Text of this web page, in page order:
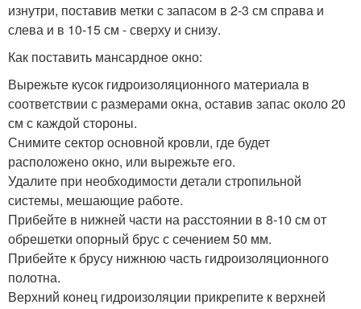
изнутри, поставив метки с запасом в 2-3 см справа и
слева и в 10-15 см - сверху и снизу.
Как поставить мансардное окно:
Вырежьте кусок гидроизоляционного материала в
соответствии с размерами окна, оставив запас около 20
см с каждой стороны.
Снимите сектор основной кровли, где будет
расположено окно, или вырежьте его.
Удалите при необходимости детали стропильной
системы, мешающие работе.
Прибейте в нижней части на расстоянии в 8-10 см от
обрешетки опорный брус с сечением 50 мм.
Прибейте к брусу нижнюю часть гидроизоляционного
полотна.
Верхний конец гидроизоляции прикрепите к верхней